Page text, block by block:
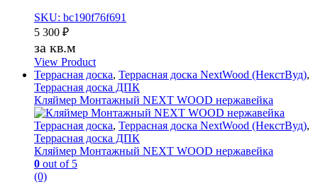
SKU: bc190f76f691
5 300 ₽
за кв.м
View Product
Террасная доска, Террасная доска NextWood (НекстВуд),
Террасная доска ДПК
Кляймер Монтажный NEXT WOOD нержавейка
Террасная доска, Террасная доска NextWood (НекстВуд),
Террасная доска ДПК
Кляймер Монтажный NEXT WOOD нержавейка
0 out of 5
(0)